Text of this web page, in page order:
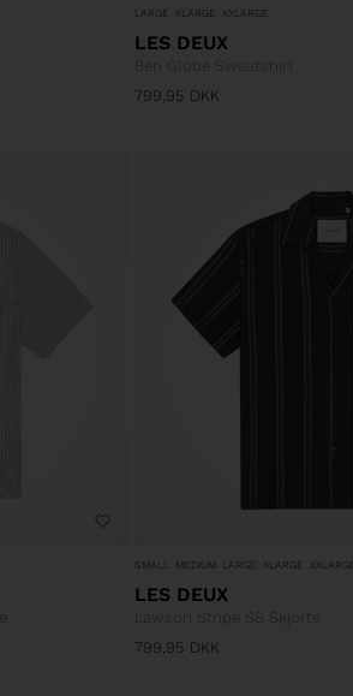
LARGE XLARGE XXLARGE
LES DEUX
799,95 DKK
SMALL MEDIUM LARGE XLARGE XXLARGE
LES DEUX
Lawson Stripe SS Skjorte
799,95 DKK